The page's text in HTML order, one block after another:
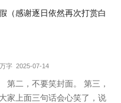
（感谢逐日依然再次打赏白
字 2025-07-14
第二，不要笑封面。 第三，
家上面三句话会心笑了，说